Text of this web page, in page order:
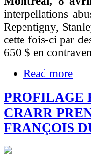
interpellations
Repentigny,
cette fois-ci par
650 $ en
Read more
PROFILAGE
CRARR
FRANÇOIS